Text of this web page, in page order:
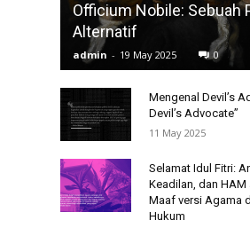
Officium Nobile: Sebuah
Alternatif
admin - 19 May 2025 0
Mengenal Devil’s
Devil’s Advocate”
11 May 2025
Selamat Idul Fitri:
Keadilan, dan
Maaf versi Agama
Hukum